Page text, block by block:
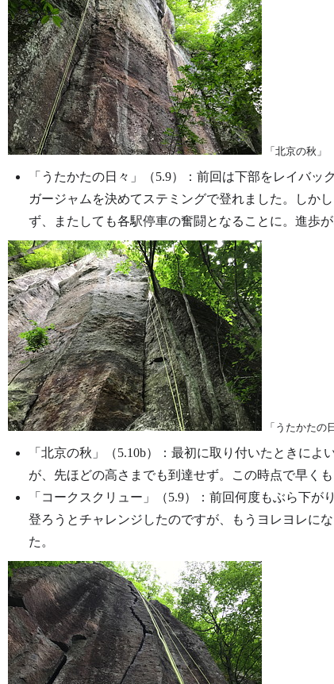
「北京の秋」
「うたかたの日々」（5.9）：前回は下部をレイバ
ガージャムを決めてステミングで登れました。しか
ず、またしても各駅停車の奮闘となることに。進歩
「うたかたの
「北京の秋」（5.10b）：最初に取り付いたときに
が、先ほどの高さまでも到達せず。この時点で早くも
「コークスクリュー」（5.9）：前回何度もぶら下
登ろうとチャレンジしたのですが、もうヨレヨレに
た。